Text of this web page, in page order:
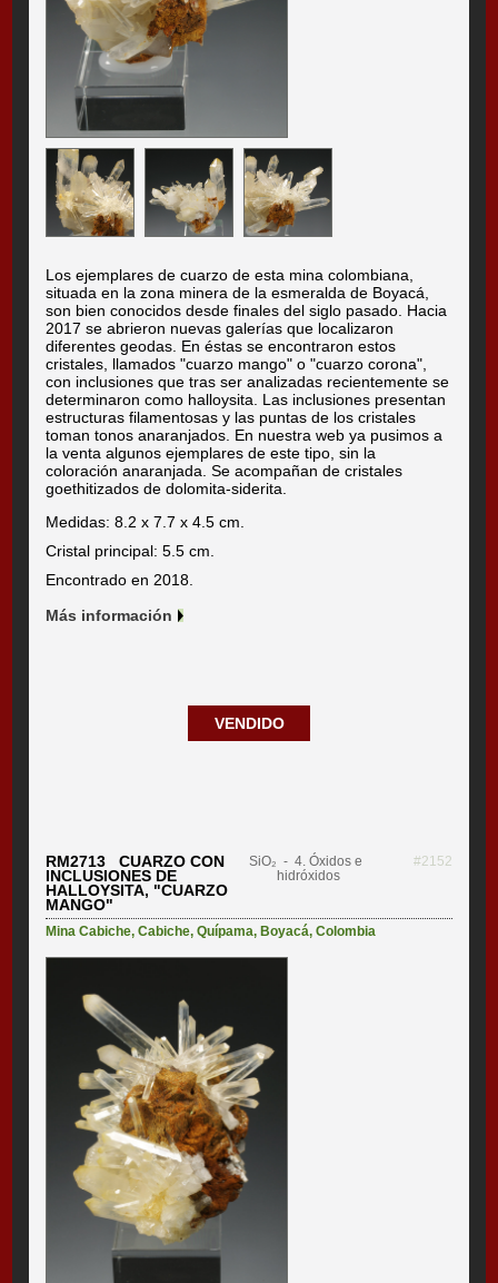
Los ejemplares de cuarzo de esta mina colombiana,
situada en la zona minera de la esmeralda de Boyacá,
son bien conocidos desde finales del siglo pasado. Hacia
2017 se abrieron nuevas galerías que localizaron
diferentes geodas. En éstas se encontraron estos
cristales, llamados "cuarzo mango" o "cuarzo corona",
con inclusiones que tras ser analizadas recientemente se
determinaron como halloysita. Las inclusiones presentan
estructuras filamentosas y las puntas de los cristales
toman tonos anaranjados. En nuestra web ya pusimos a
la venta algunos ejemplares de este tipo, sin la
coloración anaranjada. Se acompañan de cristales
goethitizados de dolomita-siderita.
Medidas: 8.2 x 7.7 x 4.5 cm.
Cristal principal: 5.5 cm.
Encontrado en 2018.
Más información
VENDIDO
RM2713 CUARZO CON
INCLUSIONES DE
HALLOYSITA, "CUARZO
MANGO"
SiO₂ - 4. Óxidos e
hidróxidos
#2152
Mina Cabiche,Cabiche,Quípama,Boyacá,Colombia